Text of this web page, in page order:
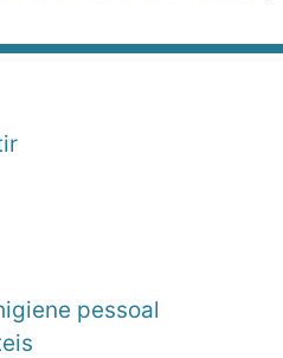
pessoal